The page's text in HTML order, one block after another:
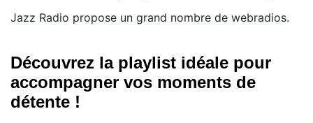
Jazz Radio propose un grand nombre de webradios.
Découvrez la playlist idéale pour
accompagner vos moments de
détente !